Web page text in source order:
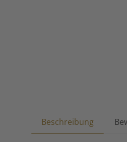
Beschreibung